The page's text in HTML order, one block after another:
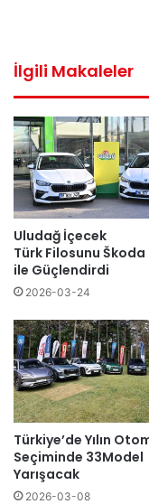
İlgili Makaleler
Uludağ İçecek
Türk Filosunu
ile Güçlendirdi
2026-03-24
Türkiye’de Yılın
Seçiminde 33Model
Yarışacak
2026-03-08